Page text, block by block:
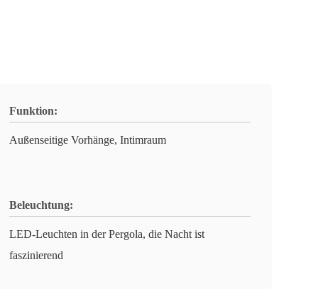
Funktion:
Außenseitige Vorhänge, Intimraum
Beleuchtung:
LED-Leuchten in der Pergola, die Nacht ist
faszinierend